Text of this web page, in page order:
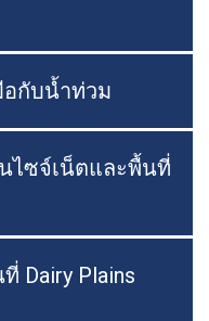
กับน้ำท่วม
ไซจ์เน็ตและพื้นที่
Dairy Plains